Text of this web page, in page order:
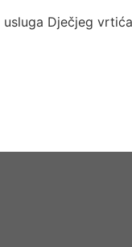
usluga Dječjeg